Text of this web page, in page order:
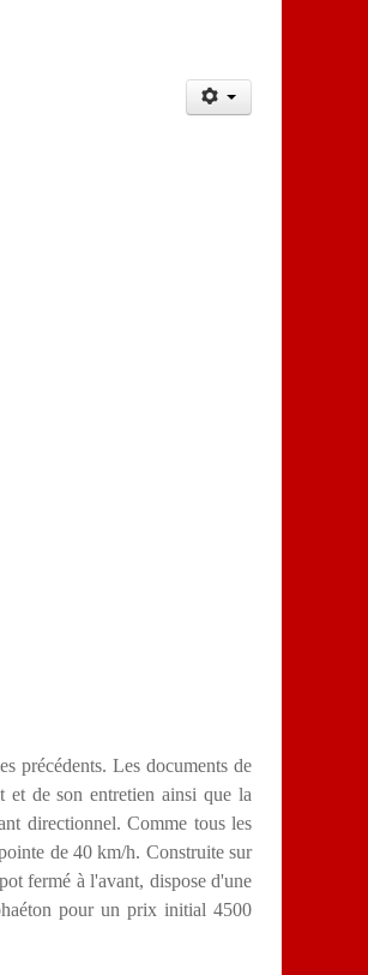
précédents.Les documents de
et de son entretien ainsi que la
directionnel. Comme tous les
de 40 km/h. Construite sur
fermé à l'avant, dispose d'une
pour un prix initial 4500